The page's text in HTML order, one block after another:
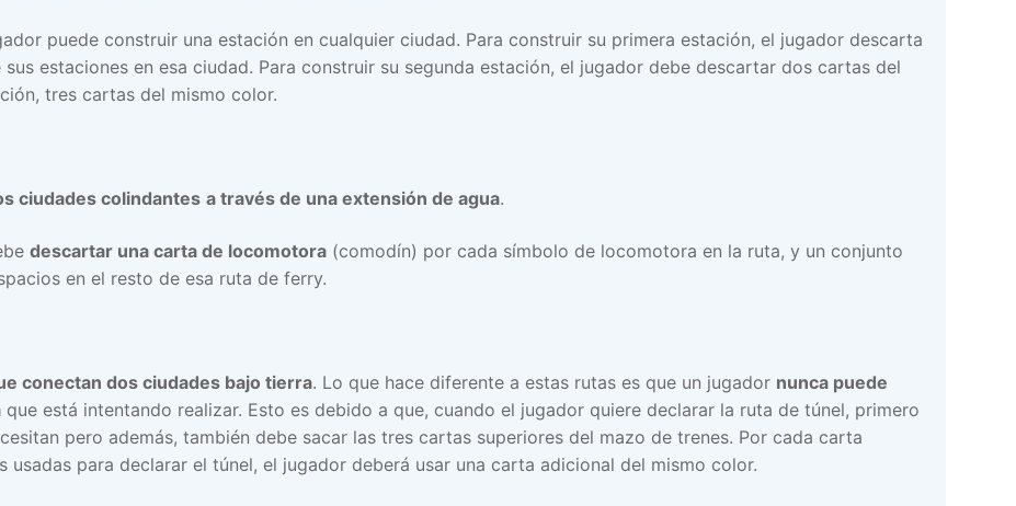
puede construir una estación en cualquier ciudad. Para construir su primera estación, el jugador descarta
estaciones en esa ciudad. Para construir su segunda estación, el jugador debe descartar dos cartas del
tres cartas del mismo color.
ciudades colindantes a través de una extensión de agua.
descartar una carta de locomotora (comodín) por cada símbolo de locomotora en la ruta, y un conjunto
en el resto de esa ruta de ferry.
conectan dos ciudades bajo tierra. Lo que hace diferente a estas rutas es que un jugador nunca puede
que está intentando realizar. Esto es debido a que, cuando el jugador quiere declarar la ruta de túnel, primero
pero además, también debe sacar las tres cartas superiores del mazo de trenes. Por cada carta
para declarar el túnel, el jugador deberá usar una carta adicional del mismo color.